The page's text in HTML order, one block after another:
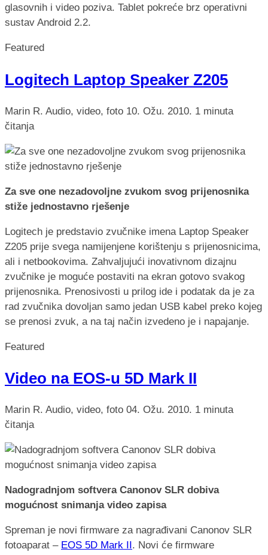
glasovnih i video poziva. Tablet pokreće brz operativni
sustav Android 2.2.
Featured
Logitech Laptop Speaker Z205
Marin R. Audio, video, foto 10. Ožu. 2010. 1 minuta
čitanja
Za sve one nezadovoljne zvukom svog prijenosnika
stiže jednostavno rješenje
Logitech je predstavio zvučnike imena Laptop Speaker
Z205 prije svega namijenjene korištenju s prijenosnicima,
ali i netbookovima. Zahvaljujući inovativnom dizajnu
zvučnike je moguće postaviti na ekran gotovo svakog
prijenosnika. Prenosivosti u prilog ide i podatak da je za
rad zvučnika dovoljan samo jedan USB kabel preko kojeg
se prenosi zvuk, a na taj način izvedeno je i napajanje.
Featured
Video na EOS-u 5D Mark II
Marin R. Audio, video, foto 04. Ožu. 2010. 1 minuta
čitanja
Nadogradnjom softvera Canonov SLR dobiva
mogućnost snimanja video zapisa
Spreman je novi firmware za nagrađivani Canonov SLR
fotoaparat – EOS 5D Mark II. Novi će firmware